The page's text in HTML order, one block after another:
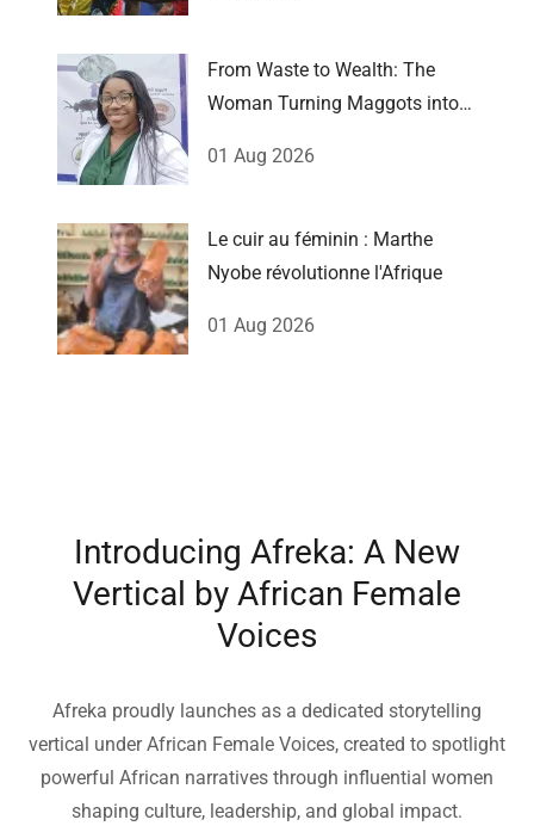
From Waste to Wealth: The
Woman Turning Maggots into
01 Aug 2026
Le cuir au féminin : Marthe
Nyobe révolutionne l'Afrique
01 Aug 2026
Introducing Afreka: A New
Vertical by African Female
Voices
Afreka proudly launches as a dedicated storytelling
vertical under African Female Voices, created to spotlight
powerful African narratives through influential women
shaping culture, leadership, and global impact.